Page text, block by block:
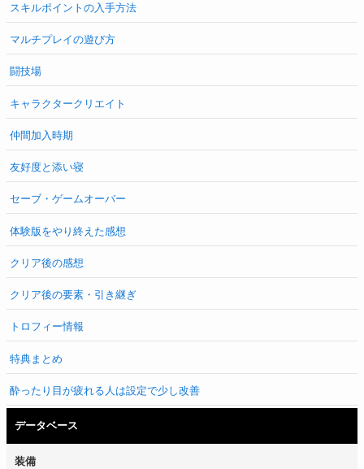
スキルポイントの入手方法
マルチプレイの遊び方
闘技場
キャラクタークリエイト
仲間加入時期
友好度と添い寝
セーブ・ゲームオーバー
体験版をやり終えた感想
クリア後の感想
クリア後の要素・引き継ぎ
トロフィー情報
特典まとめ
酔ったり目が疲れる人は設定で少し改善
データベース
装備